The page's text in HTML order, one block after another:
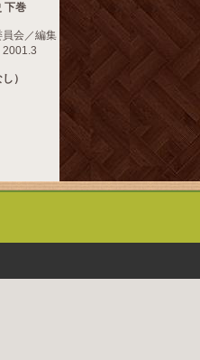
下巻
員会／編集
2001.3
）